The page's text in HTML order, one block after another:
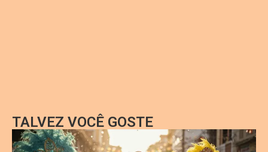
TALVEZ VOCÊ GOSTE